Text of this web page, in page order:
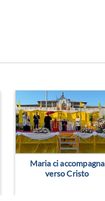
> Leggi altro
Maria ci accompagna
verso Cristo